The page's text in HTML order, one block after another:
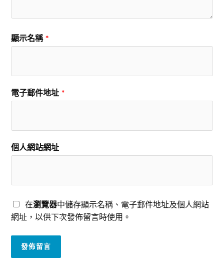
顯示名稱 *
電子郵件地址 *
個人網站網址
在瀏覽器中儲存顯示名稱、電子郵件地址及個人網站
網址，以供下次發佈留言時使用。